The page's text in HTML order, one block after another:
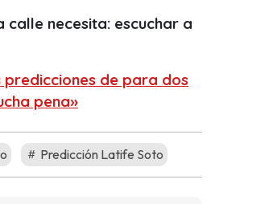
necesita: escuchar a
de para dos
pena»
Predicción Latife Soto